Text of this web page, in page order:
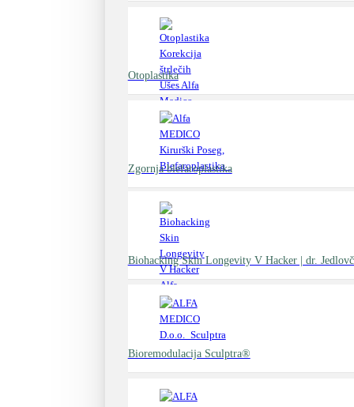
Otoplastika
Zgornja blefaroplastika
Biohacking Skin Longevity V Hacker | dr.
Bioremodulacija Sculptra®